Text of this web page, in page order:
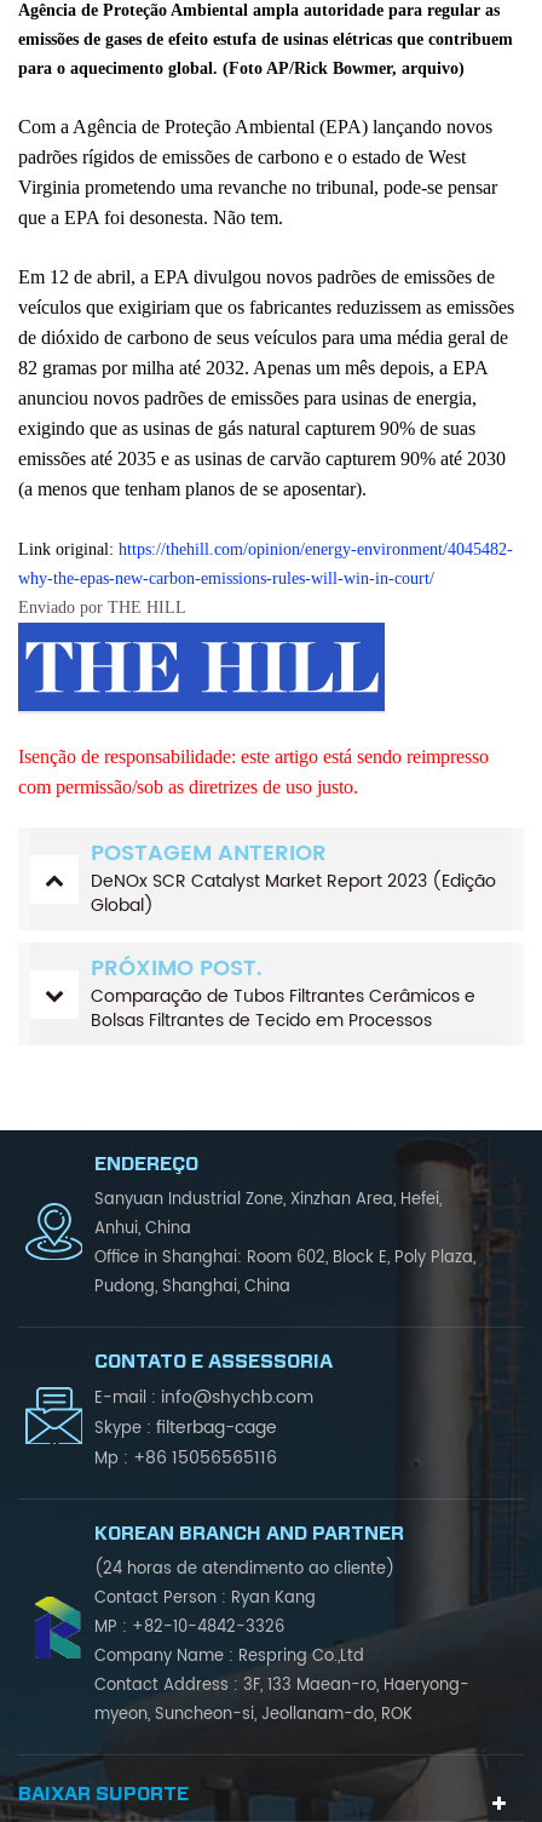
Agência de Proteção Ambiental ampla autoridade para regular as
emissões de gases de efeito estufa de usinas elétricas que contribuem
para o aquecimento global. (Foto AP/Rick Bowmer, arquivo)
Com a Agência de Proteção Ambiental (EPA) lançando novos
padrões rígidos de emissões de carbono e o estado de West
Virginia prometendo uma revanche no tribunal, pode-se pensar
que a EPA foi desonesta. Não tem.
Em 12 de abril, a EPA divulgou novos padrões de emissões de
veículos que exigiriam que os fabricantes reduzissem as emissões
de dióxido de carbono de seus veículos para uma média geral de
82 gramas por milha até 2032. Apenas um mês depois, a EPA
anunciou novos padrões de emissões para usinas de energia,
exigindo que as usinas de gás natural capturem 90% de suas
emissões até 2035 e as usinas de carvão capturem 90% até 2030
(a menos que tenham planos de se aposentar).
Link original: https://thehill.com/opinion/energy-environment/4045482-
why-the-epas-new-carbon-emissions-rules-will-win-in-court/
Enviado por THE HILL
Isenção de responsabilidade: este artigo está sendo reimpresso
com permissão/sob as diretrizes de uso justo.
POSTAGEM ANTERIOR
DeNOx SCR Catalyst Market Report 2023 (Edição
Global)
PRÓXIMO POST.
Comparação de Tubos Filtrantes Cerâmicos e
Bolsas Filtrantes de Tecido em Processos
ENDEREÇO
Sanyuan Industrial Zone, Xinzhan Area, Hefei,
Anhui, China
Office in Shanghai: Room 602, Block E, Poly Plaza,
Pudong, Shanghai, China
CONTATO E ASSESSORIA
E-mail : info@shychb.com
Skype : filterbag-cage
Mp : +86 15056565116
KOREAN BRANCH AND PARTNER
(24 horas de atendimento ao cliente)
Contact Person : Ryan Kang
MP : +82-10-4842-3326
Company Name : Respring Co.,Ltd
Contact Address : 3F, 133 Maean-ro, Haeryong-
myeon, Suncheon-si, Jeollanam-do, ROK
BAIXAR SUPORTE